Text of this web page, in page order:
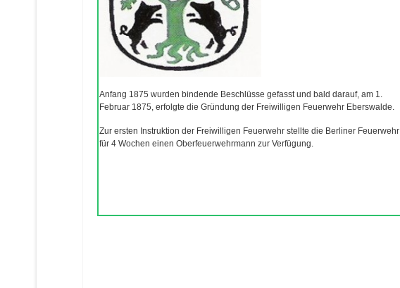
Anfang 1875 wurden bindende Beschlüsse gefasst und bald darauf, am 1.
Februar 1875, erfolgte die Gründung der Freiwilligen Feuerwehr Eberswalde.
Zur ersten Instruktion der Freiwilligen Feuerwehr stellte die Berliner Feuerwehr
für 4 Wochen einen Oberfeuerwehrmann zur Verfügung.